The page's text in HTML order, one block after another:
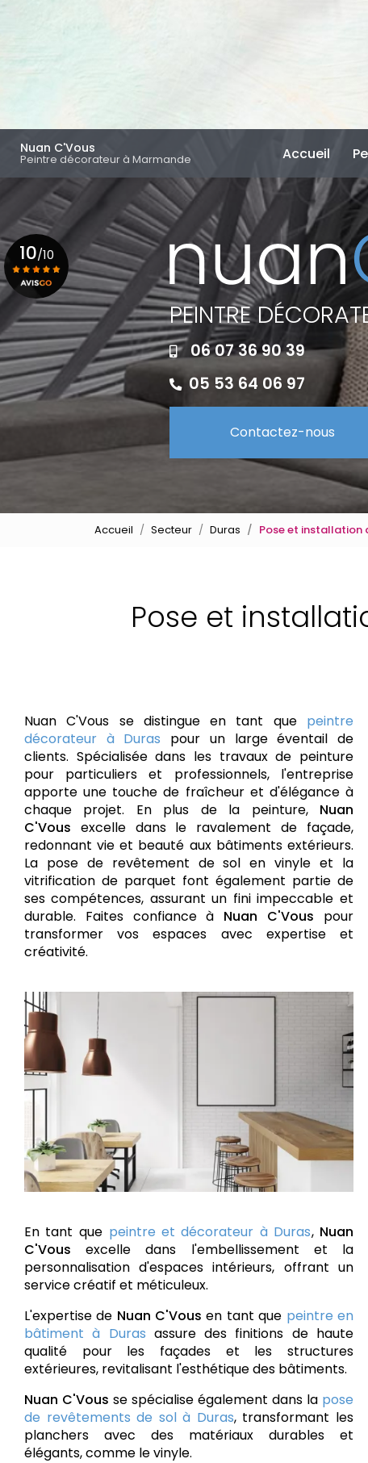
principal
Nuan C'Vous
Peintre décorateur à Marmande
Accueil
PEINTRE
06 07 36 90 39
05 53 64 06 97
Contactez-nous
10/10
Voir le certificat
Accueil Secteur Duras Pose et installation
Pose et
Nuan C'Vous se distingue en tant que peintre
décorateur à Duras pour un large éventail de
clients. Spécialisée dans les travaux de peinture
pour particuliers et professionnels, l'entreprise
apporte une touche de fraîcheur et d'élégance à
chaque projet. En plus de la peinture, Nuan
C'Vous excelle dans le ravalement de façade,
redonnant vie et beauté aux bâtiments extérieurs.
La pose de revêtement de sol en vinyle et la
vitrification de parquet font également partie de
ses compétences, assurant un fini impeccable et
durable. Faites confiance à Nuan C'Vous pour
transformer vos espaces avec expertise et
créativité.
En tant que peintre et décorateur à Duras, Nuan
C'Vous excelle dans l'embellissement et la
personnalisation d'espaces intérieurs, offrant un
service créatif et méticuleux.
L'expertise de Nuan C'Vous en tant que peintre en
bâtiment à Duras assure des finitions de haute
qualité pour les façades et les structures
extérieures, revitalisant l'esthétique des bâtiments.
Nuan C'Vous se spécialise également dans la pose
de revêtements de sol à Duras, transformant les
planchers avec des matériaux durables et
élégants, comme le vinyle.